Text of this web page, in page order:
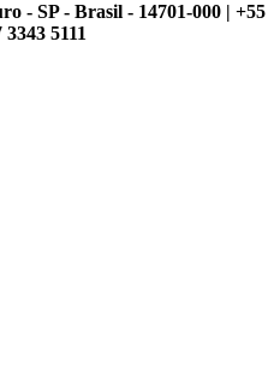
- SP - Brasil - 14701-000 | +55
3343 5111